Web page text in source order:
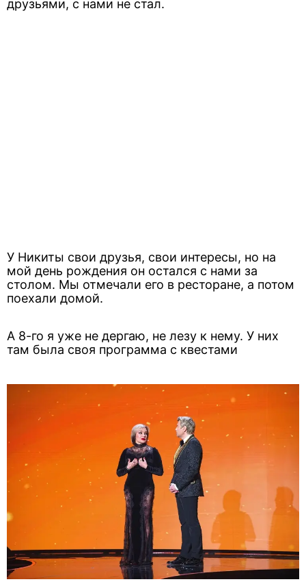
друзьями, с нами не стал.
У Никиты свои друзья, свои интересы, но на
мой день рождения он остался с нами за
столом. Мы отмечали его в ресторане, а потом
поехали домой.
А 8-го я уже не дергаю, не лезу к нему. У них
там была своя программа с квестами